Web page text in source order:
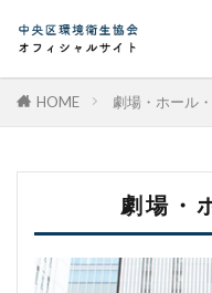
HOME 劇場・ホール
劇場・